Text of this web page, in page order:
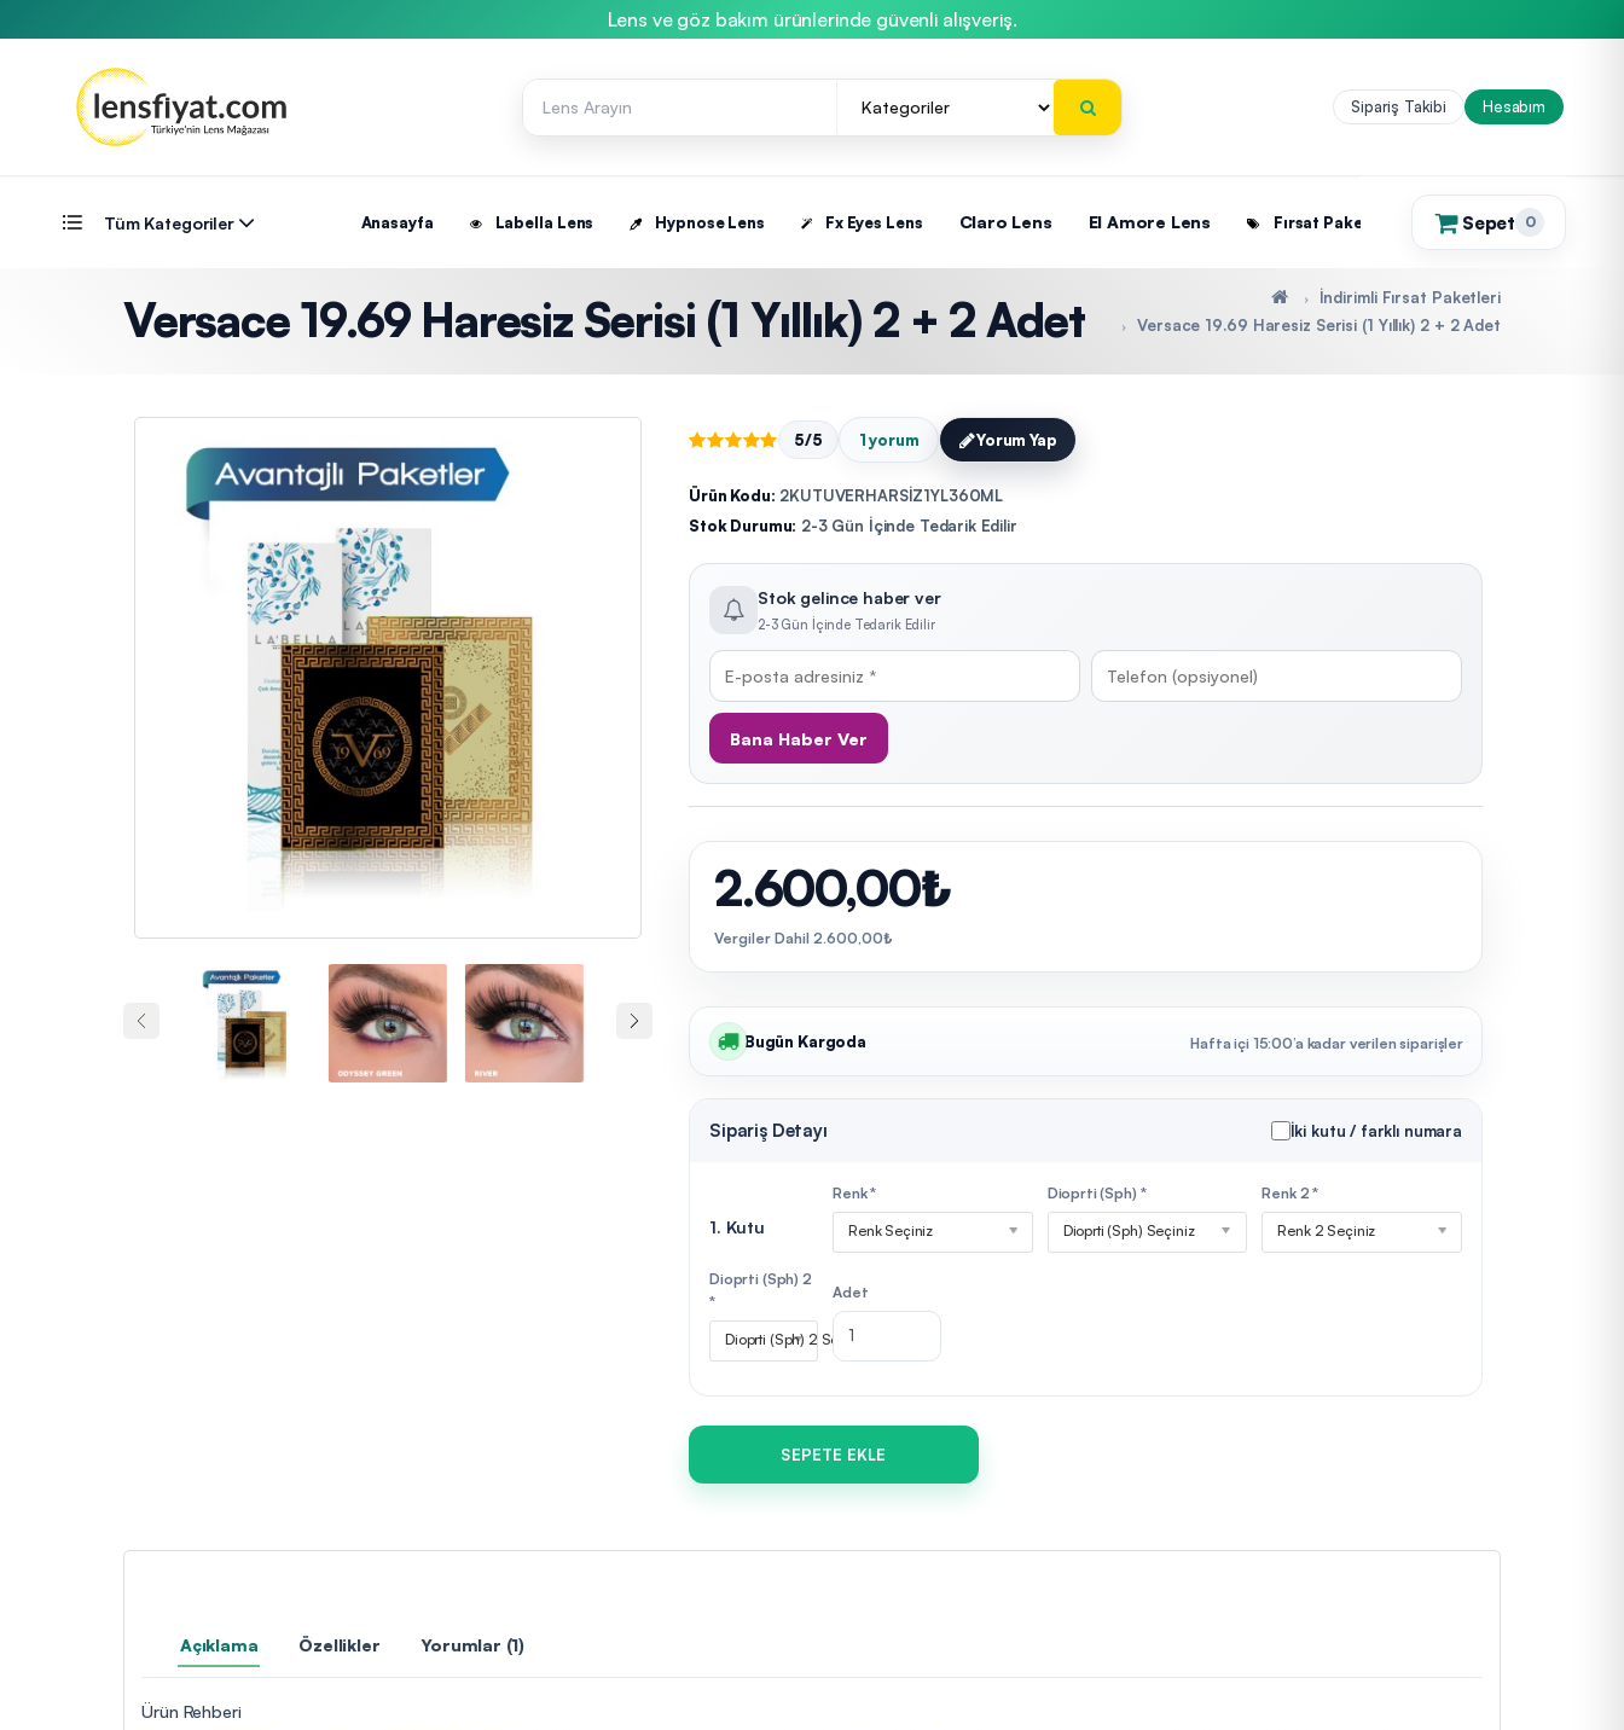
Lens ve göz bakım ürünlerinde güvenli alışveriş.
Sipariş Takibi Hesabım
Tüm Kategoriler Anasayfa Labella Lens Hypnose Lens Fx Eyes Lens Claro Lens El Amore Lens Fırsat Paketleri Sepet 0
(0)
Versace 19.69 Haresiz Serisi (1 Yıllık) 2 + 2 Adet
İndirimli Fırsat Paketleri
Versace 19.69 Haresiz Serisi (1 Yıllık) 2 + 2 Adet
5/5 1 yorum Yorum Yap
Ürün Kodu: 2KUTUVERHARSİZ1YL360ML
Stok Durumu: 2-3 Gün İçinde Tedarik Edilir
Stok gelince haber ver
2-3 Gün İçinde Tedarik Edilir
Bana Haber Ver
2.600,00₺
Vergiler Dahil 2.600,00₺
Bugün Kargoda Hafta içi 15:00’a kadar verilen siparişler
Sipariş Detayı İki kutu / farklı numara
1. Kutu
Renk *
Renk Seçiniz
Dioprti (Sph) *
Dioprti (Sph) Seçiniz
Renk 2 *
Renk 2 Seçiniz
Dioprti (Sph) 2
*
Dioprti (Sph) 2 Seçiniz
Adet
SEPETE EKLE
Açıklama Özellikler Yorumlar (1)
Ürün Rehberi